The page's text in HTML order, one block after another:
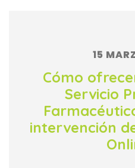
15
Cómo
Servicio
intervención